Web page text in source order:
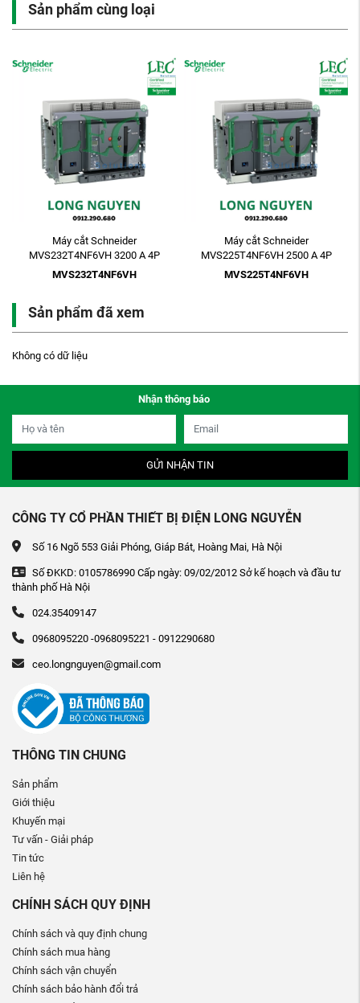
Sản phẩm cùng loại
Máy cắt Schneider
MVS232T4NF6VH 3200 A 4P
ETV6G 85kA Electric Fixed
MVS232T4NF6VH
Máy cắt Schneider
MVS225T4NF6VH 2500 A 4P
ETV6G 85kA Electric Fixed
MVS225T4NF6VH
Sản phẩm đã xem
Không có dữ liệu
Nhận thông báo
GỬI NHẬN TIN
CÔNG TY CỔ PHẦN THIẾT BỊ ĐIỆN LONG NGUYỄN
Số 16 Ngõ 553 Giải Phóng, Giáp Bát, Hoàng Mai, Hà Nội
Số ĐKKD: 0105786990 Cấp ngày: 09/02/2012 Sở kế hoạch và đầu tư
thành phố Hà Nội
024.35409147
0968095220 -0968095221 - 0912290680
ceo.longnguyen@gmail.com
THÔNG TIN CHUNG
Sản phẩm
Giới thiệu
Khuyến mại
Tư vấn - Giải pháp
Tin tức
Liên hệ
CHÍNH SÁCH QUY ĐỊNH
Chính sách và quy định chung
Chính sách mua hàng
Chính sách vận chuyển
Chính sách bảo hành đổi trả